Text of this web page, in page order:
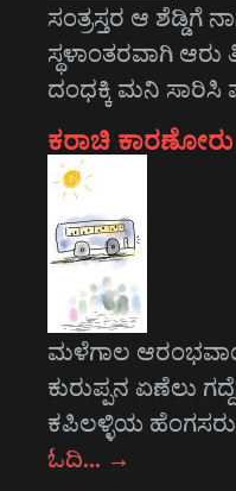
ಸಂತ್ರಸ್ತರ ಆ ಶೆಡ್ಡಿಗೆ
ಸ್ಥಳಾಂತರವಾಗಿ ಆರು
ದಂಧಕ್ಕಿ ಮನಿ ಸಾರಿಸಿ
ಕರಾಚಿ ಕಾರಣೋರು
ಮಳೆಗಾಲ
ಕುರುಪ್ಪನ ಏಣೆಲು
ಕಪಿಲಳ್ಳಿಯ
ಓದಿ… →